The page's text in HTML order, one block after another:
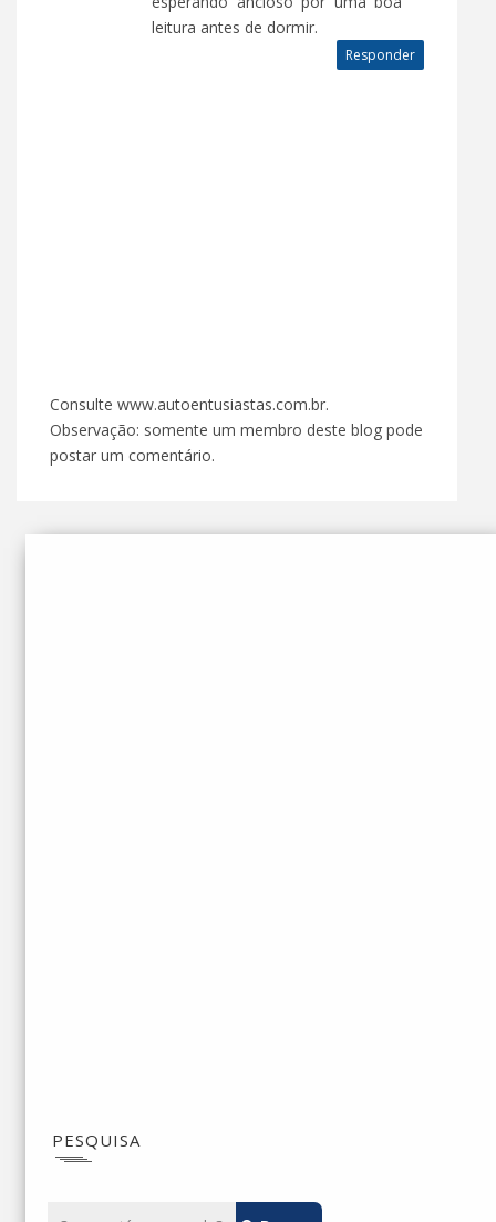
leitura antes de dormir.
Responder
Consulte www.autoentusiastas.com.br.
Observação: somente um membro deste blog pode
postar um comentário.
PESQUISA